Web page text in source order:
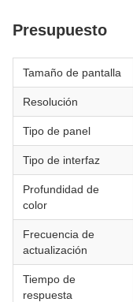
Presupuesto
Tamaño de pantalla
Resolución
Tipo de panel
Tipo de interfaz
Profundidad de
color
Frecuencia de
actualización
Tiempo de
respuesta